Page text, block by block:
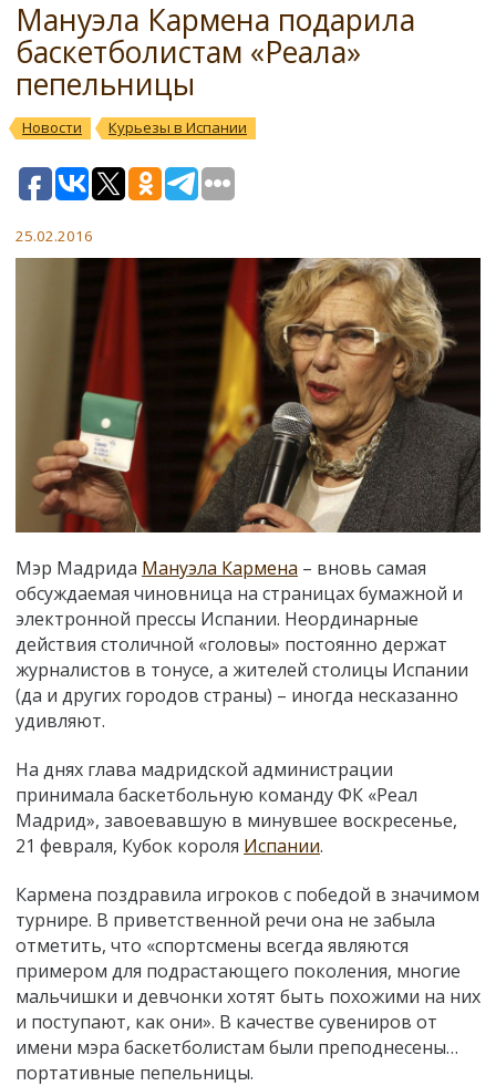
Мануэла Кармена подарила
баскетболистам «Реала»
пепельницы
Новости Курьезы в Испании
25.02.2016
Мэр Мадрида Мануэла Кармена – вновь самая
обсуждаемая чиновница на страницах бумажной и
электронной прессы Испании. Неординарные
действия столичной «головы» постоянно держат
журналистов в тонусе, а жителей столицы Испании
(да и других городов страны) – иногда несказанно
удивляют.
На днях глава мадридской администрации
принимала баскетбольную команду ФК «Реал
Мадрид», завоевавшую в минувшее воскресенье,
21 февраля, Кубок короля Испании.
Кармена поздравила игроков с победой в значимом
турнире. В приветственной речи она не забыла
отметить, что «спортсмены всегда являются
примером для подрастающего поколения, многие
мальчишки и девчонки хотят быть похожими на них
и поступают, как они». В качестве сувениров от
имени мэра баскетболистам были преподнесены…
портативные пепельницы.